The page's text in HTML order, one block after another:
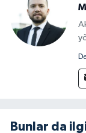
Bunlar da